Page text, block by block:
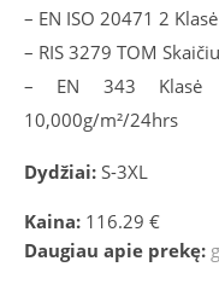
– EN ISO 20471 2 Klasė
– RIS 3279 TOM
– EN 343 Klasė
10,000g/m²/24hrs
Dydžiai: S-3XL
Kaina: 116.29 €
Daugiau apie prekę: